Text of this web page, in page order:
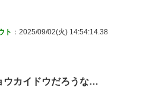
ト ：2025/09/02(火) 14:54:14.38
ウカイドウだろうな…